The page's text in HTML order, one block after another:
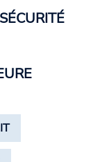
SÉCURITÉ